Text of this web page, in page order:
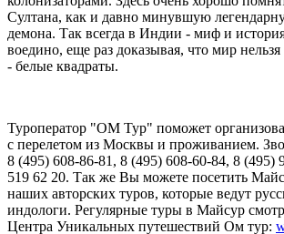
Султана, как и давно минувшую
демона. Так всегда в Индии - миф и
воедино, еще раз доказывая, что мир
- белые квадраты.
Туроператор "ОМ Тур" поможет
с перелетом из Москвы и проживанием.
8 (495) 608-86-81, 8 (495) 608-60-84, 8 (495)
519 62 20. Так же Вы можете посетить
наших авторских туров, которые ведут
индологи. Регулярные туры в Майсур
Центра Уникальных путешествий Ом тур: